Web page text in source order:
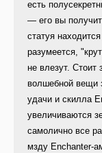
есть
— его вы
статуя
разумеется,
не влезут. Стоит
волшебной вещи
удачи и скилла
увеличиваются
самолично все
мзду Enchanter-